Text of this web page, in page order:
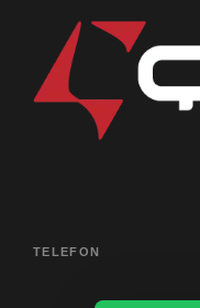
TELEFON